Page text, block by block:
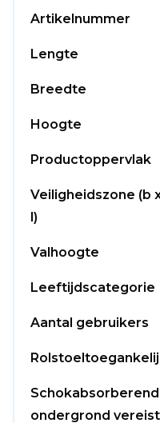
Artikelnummer
Lengte
Breedte
Hoogte
Productoppervlak
Veiligheidszone (b
l)
Valhoogte
Leeftijdscategorie
Aantal gebruikers
ondergrond vereist